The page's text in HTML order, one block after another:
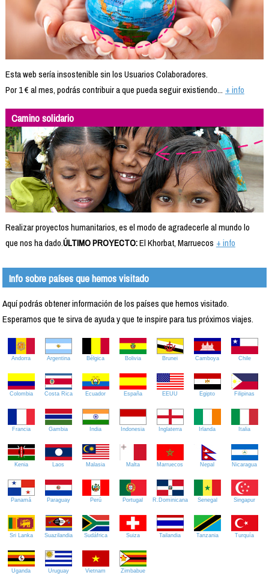
Esta web sería insostenible sin los Usuarios Colaboradores.
Por 1 € al mes, podrás contribuir a que pueda seguir existiendo... + info
Camino solidario
Realizar proyectos humanitarios, es el modo de agradecerle al mundo lo
que nos ha dado.ÚLTIMO PROYECTO:El Khorbat, Marruecos + info
Info sobre países que hemos visitado
Aquí podrás obtener información de los países que hemos visitado.
Esperamos que te sirva de ayuda y que te inspire para tus próximos viajes.
Andorra Argentina Bélgica Bolivia Brunei Camboya Chile
Colombia Costa Rica Ecuador España EEUU Egipto Filipinas
Francia Gambia India Indonesia Inglaterra Irlanda Italia
Kenia Laos Malasia Malta Marruecos Nepal Nicaragua
Panamá Paraguay Perú Portugal R.Dominicana Senegal Singapur
Sri Lanka Suazilandia Sudáfrica Suiza Tailandia Tanzania Turquía
Uganda Uruguay Vietnam Zimbabue